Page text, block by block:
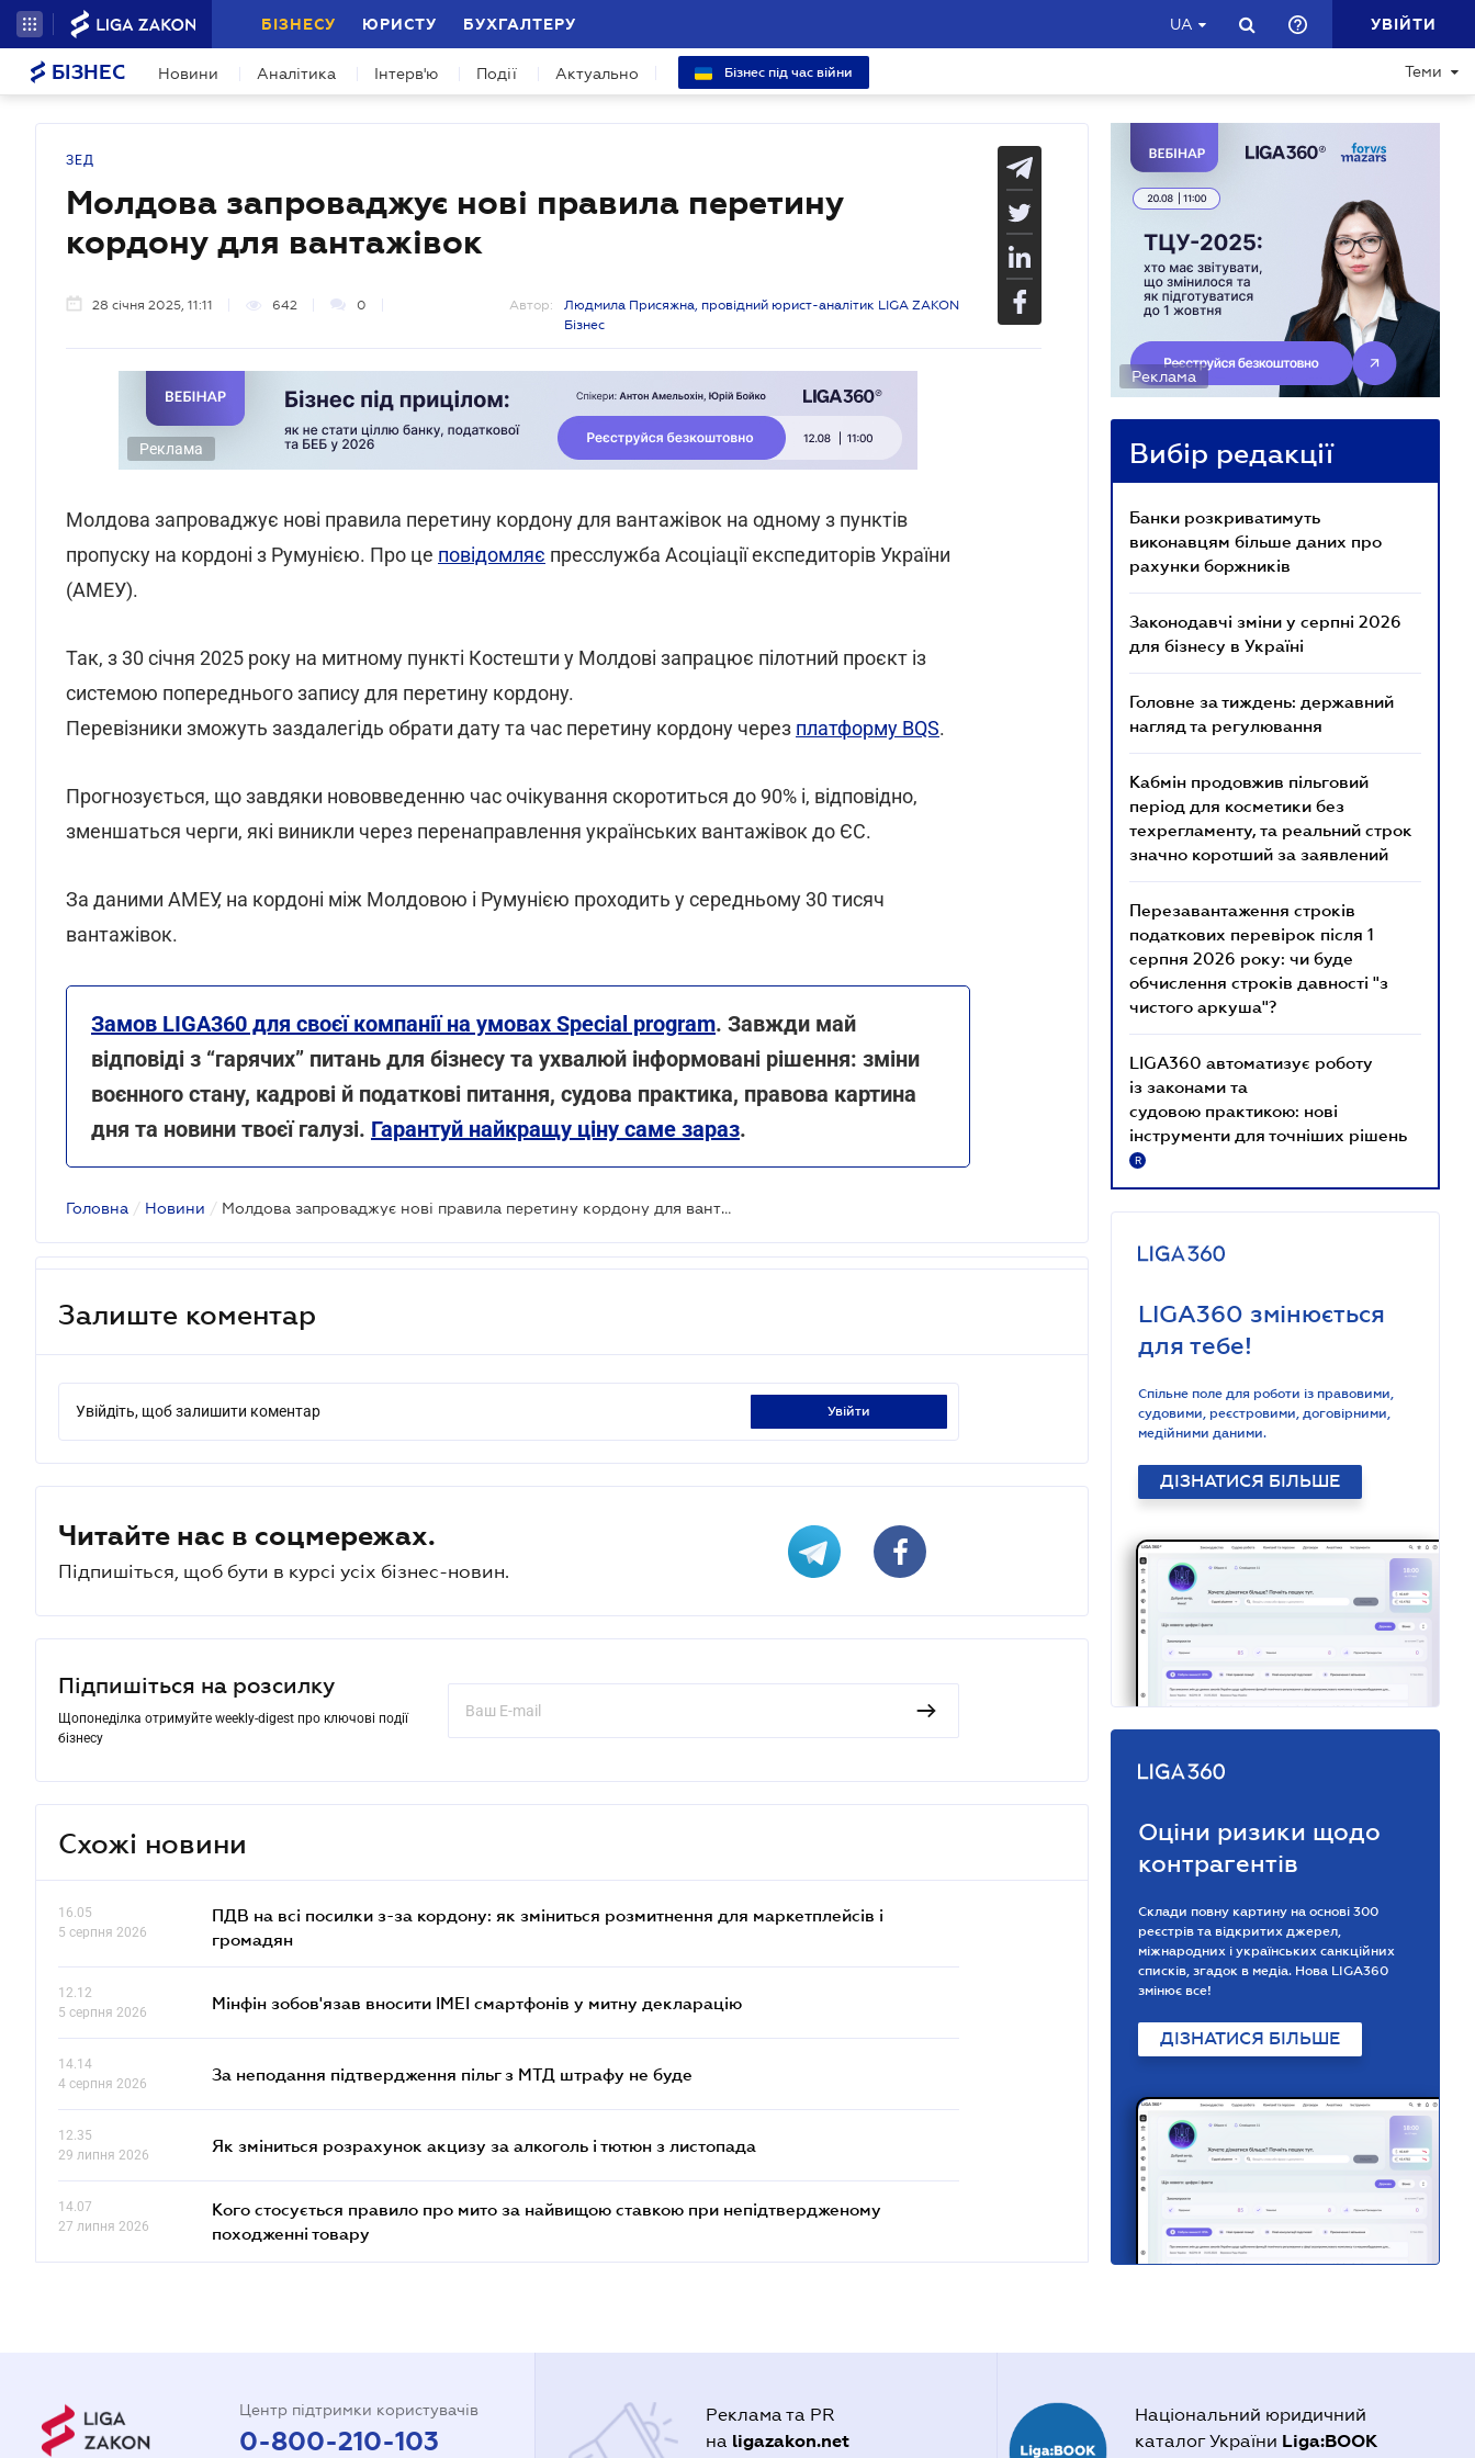
БІЗНЕСУ ЮРИСТУ БУХГАЛТЕРУ UA УВІЙТИ
БІЗНЕС Новини Аналітика Інтерв'ю Події Актуально Бізнес під час війни Теми
ЗЕД
Молдова запроваджує нові правила перетину
кордону для вантажівок
28 січня 2025, 11:11 642 0 Автор:
Людмила Присяжна, провідний юрист-аналітик LIGA ZAKON
Бізнес
Реклама
Молдова запроваджує нові правила перетину кордону для вантажівок на одному з пунктів
пропуску на кордоні з Румунією. Про це повідомляє пресслужба Асоціації експедиторів України
(АМЕУ).
Так, з 30 січня 2025 року на митному пункті Костешти у Молдові запрацює пілотний проєкт із
системою попереднього запису для перетину кордону.
Перевізники зможуть заздалегідь обрати дату та час перетину кордону через платформу BQS.
Прогнозується, що завдяки нововведенню час очікування скоротиться до 90% і, відповідно,
зменшаться черги, які виникли через перенаправлення українських вантажівок до ЄС.
За даними АМЕУ, на кордоні між Молдовою і Румунією проходить у середньому 30 тисяч
вантажівок.
Замов LIGA360 для своєї компанії на умовах Special program. Завжди май
відповіді з “гарячих” питань для бізнесу та ухвалюй інформовані рішення: зміни
воєнного стану, кадрові й податкові питання, судова практика, правова картина
дня та новини твоєї галузі. Гарантуй найкращу ціну саме зараз.
Головна / Новини / Молдова запроваджує нові правила перетину кордону для вантажівок
Залиште коментар
Увійдіть, щоб залишити коментар увійти
Читайте нас в соцмережах.
Підпишіться, щоб бути в курсі усіх бізнес-новин.
Підпишіться на розсилку
Щопонеділка отримуйте weekly-digest про ключові події
бізнесу
Схожі новини
16.05
5 серпня 2026
ПДВ на всі посилки з-за кордону: як зміниться розмитнення для маркетплейсів і
громадян
12.12
5 серпня 2026
Мінфін зобов'язав вносити IMEI смартфонів у митну декларацію
14.14
4 серпня 2026
За неподання підтвердження пільг з МТД штрафу не буде
12.35
29 липня 2026
Як зміниться розрахунок акцизу за алкоголь і тютюн з листопада
14.07
27 липня 2026
Кого стосується правило про мито за найвищою ставкою при непідтвердженому
походженні товару
Реклама
Вибір редакції
Банки розкриватимуть
виконавцям більше даних про
рахунки боржників
Законодавчі зміни у серпні 2026
для бізнесу в Україні
Головне за тиждень: державний
нагляд та регулювання
Кабмін продовжив пільговий
період для косметики без
техрегламенту, та реальний строк
значно коротший за заявлений
Перезавантаження строків
податкових перевірок після 1
серпня 2026 року: чи буде
обчислення строків давності "з
чистого аркуша"?
LIGA360 автоматизує роботу
із законами та
судовою практикою: нові
інструменти для точніших рішень
R
LIGA360 змінюється
для тебе!
Спільне поле для роботи із правовими,
судовими, реєстровими, договірними,
медійними даними.
ДІЗНАТИСЯ БІЛЬШЕ
Оціни ризики щодо
контрагентів
Склади повну картину на основі 300
реєстрів та відкритих джерел,
міжнародних і українських санкційних
списків, згадок в медіа. Нова LIGA360
змінює все!
ДІЗНАТИСЯ БІЛЬШЕ
Центр підтримки користувачів
0-800-210-103
Реклама та PR
на ligazakon.net
Національний юридичний
каталог України Liga:BOOK